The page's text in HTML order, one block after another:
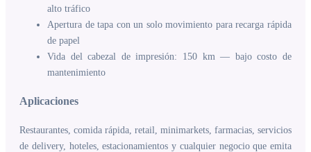
alto tráfico
Apertura de tapa con un solo movimiento para recarga rápida
de papel
Vida del cabezal de impresión: 150 km — bajo costo de
mantenimiento
Aplicaciones
Restaurantes, comida rápida, retail, minimarkets, farmacias, servicios
de delivery, hoteles, estacionamientos y cualquier negocio que emita